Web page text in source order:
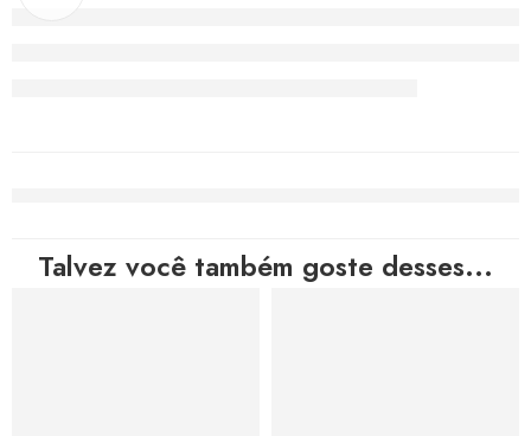
Talvez você também goste desses...